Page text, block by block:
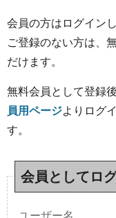
会員の方はログイン
ご登録のない方は、
だけます。
無料会員として登録
員用ページよりログ
す。
会員としてロ
ユーザー名